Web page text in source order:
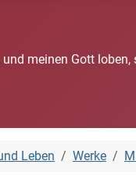
meinen Gott
Leben Werke